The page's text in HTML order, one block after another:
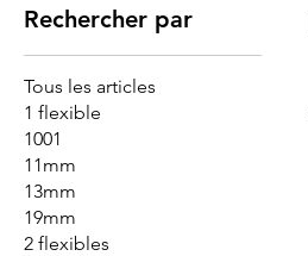
Rechercher par
Tous les articles
1 flexible
1001
11mm
13mm
19mm
2 flexibles